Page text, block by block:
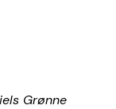
Grønne